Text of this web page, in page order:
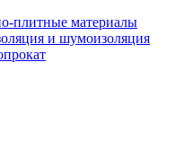
плитные материалы
и шумоизоляция